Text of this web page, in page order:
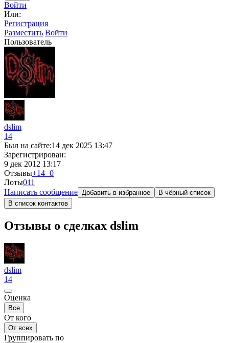
Войти
Или:
Регистрация
Разместить Войти
Пользователь
dslim
14
Был на сайте:14 дек 2025 13:47
Зарегистрирован:
9 дек 2012 13:17
Отзывы+14−0
Лоты011
Написать сообщение Добавить в избранное
В чёрный список
В список контактов
Отзывы о сделках dslim
dslim
14
Оценка
Все
От кого
От всех
Группировать по